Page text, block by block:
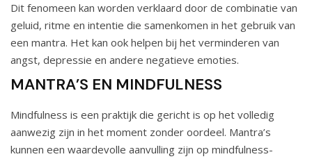
Dit fenomeen kan worden verklaard door de combinatie van
geluid, ritme en intentie die samenkomen in het gebruik van
een mantra. Het kan ook helpen bij het verminderen van
angst, depressie en andere negatieve emoties.
MANTRA’S EN MINDFULNESS
Mindfulness is een praktijk die gericht is op het volledig
aanwezig zijn in het moment zonder oordeel. Mantra’s
kunnen een waardevolle aanvulling zijn op mindfulness-